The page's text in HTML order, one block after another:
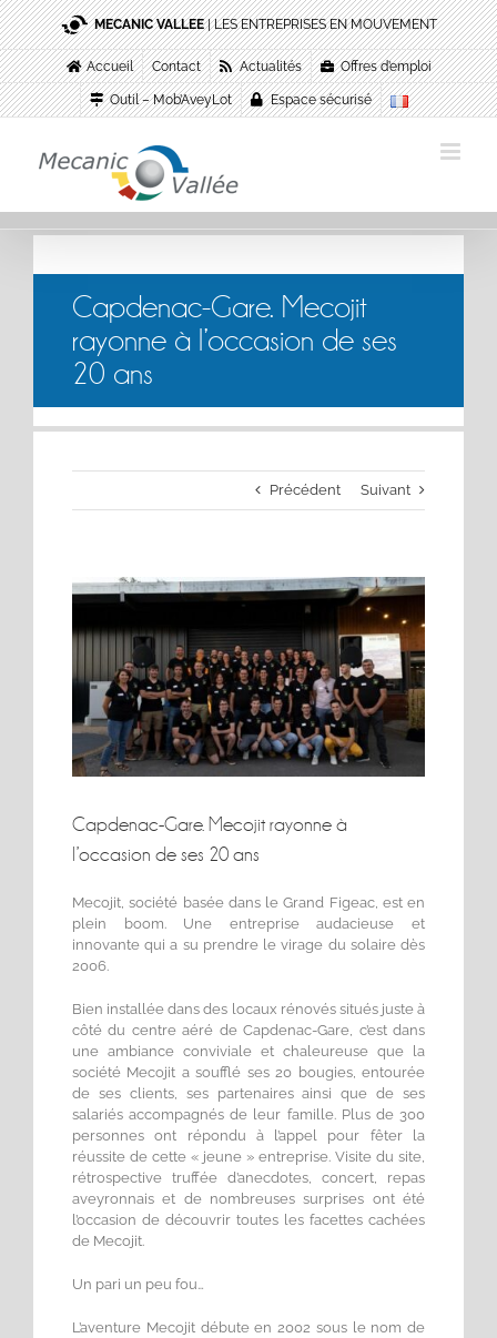
Passer
au
contenu
MECANIC VALLEE| LES ENTREPRISES EN MOUVEMENT
Accueil Contact Actualités Offres d’emploi
Outil – Mob’AveyLot Espace sécurisé
Capdenac-Gare. Mecojit
rayonne à l’occasion de ses
20 ans
Précédent Suivant
Voir
l'image
agrandie
Capdenac-Gare. Mecojit rayonne à
l’occasion de ses 20 ans
Mecojit, société basée dans le Grand Figeac, est en
plein boom. Une entreprise audacieuse et
innovante qui a su prendre le virage du solaire dès
2006.
Bien installée dans des locaux rénovés situés juste à
côté du centre aéré de Capdenac-Gare, c’est dans
une ambiance conviviale et chaleureuse que la
société Mecojit a soufflé ses 20 bougies, entourée
de ses clients, ses partenaires ainsi que de ses
salariés accompagnés de leur famille. Plus de 300
personnes ont répondu à l’appel pour fêter la
réussite de cette « jeune » entreprise. Visite du site,
rétrospective truffée d’anecdotes, concert, repas
aveyronnais et de nombreuses surprises ont été
l’occasion de découvrir toutes les facettes cachées
de Mecojit.
Un pari un peu fou…
L’aventure Mecojit débute en 2002 sous le nom de